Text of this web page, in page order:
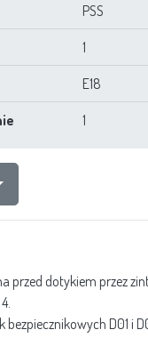
PSS
1
E18
1
przed dotykiem przez
bezpiecznikowych D01 i